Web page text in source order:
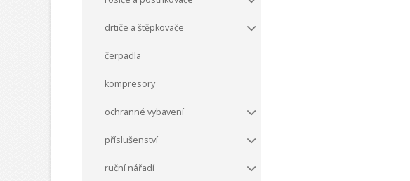
drtiče a štěpkovače
čerpadla
kompresory
ochranné vybavení
příslušenství
ruční nářadí